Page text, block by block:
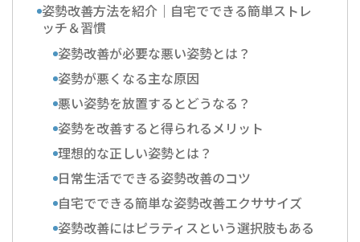
姿勢改善方法を紹介｜自宅でできる簡単ストレ
ッチ＆習慣
姿勢改善が必要な悪い姿勢とは？
姿勢が悪くなる主な原因
悪い姿勢を放置するとどうなる？
姿勢を改善すると得られるメリット
理想的な正しい姿勢とは？
日常生活でできる姿勢改善のコツ
自宅でできる簡単な姿勢改善エクササイズ
姿勢改善にはピラティスという選択肢もある